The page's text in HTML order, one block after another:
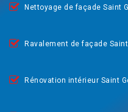
Nettoyage de façade Saint
Ravalement de façade
Rénovation intérieur Saint